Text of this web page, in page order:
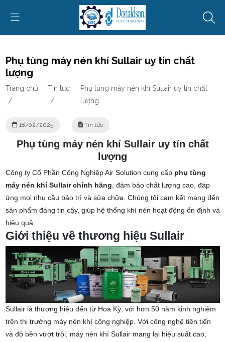
Phụ tùng máy nén khí Sullair uy tín chất
lượng
Trang chủ
/
Tin tức
/
Phụ tùng máy nén khí Sullair uy tín chất
lượng
18/02/2025 Tin tức
Phụ tùng máy nén khí Sullair uy tín chất
lượng
Công ty Cổ Phần Công Nghiệp Air Solution cung cấp phụ tùng
máy nén khí Sullair chính hãng , đảm bảo chất lượng cao, đáp
ứng mọi nhu cầu bảo trì và sửa chữa. Chúng tôi cam kết mang đến
sản phẩm đáng tin cậy, giúp hệ thống khí nén hoạt động ổn định và
hiệu quả.
Giới thiệu về thương hiệu Sullair
Sullair là thương hiệu đến từ Hoa Kỳ, với hơn 50 năm kinh nghiệm
trên thị trường máy nén khí công nghiệp. Với công nghệ tiên tiến
và độ bền vượt trội, máy nén khí Sullair mang lại hiệu suất cao,